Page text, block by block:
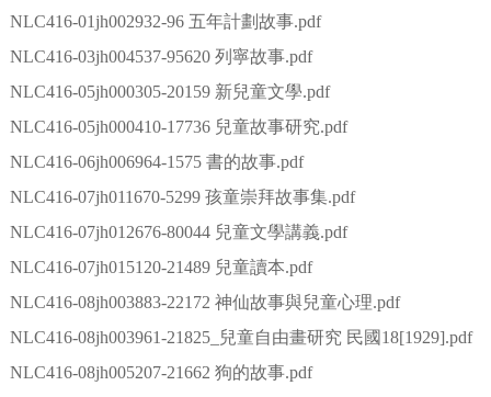
NLC416-01jh002932-96 五年計劃故事.pdf
NLC416-03jh004537-95620 列寧故事.pdf
NLC416-05jh000305-20159 新兒童文學.pdf
NLC416-05jh000410-17736 兒童故事研究.pdf
NLC416-06jh006964-1575 書的故事.pdf
NLC416-07jh011670-5299 孩童崇拜故事集.pdf
NLC416-07jh012676-80044 兒童文學講義.pdf
NLC416-07jh015120-21489 兒童讀本.pdf
NLC416-08jh003883-22172 神仙故事與兒童心理.pdf
NLC416-08jh003961-21825_兒童自由畫研究 民國18[1929].pdf
NLC416-08jh005207-21662 狗的故事.pdf